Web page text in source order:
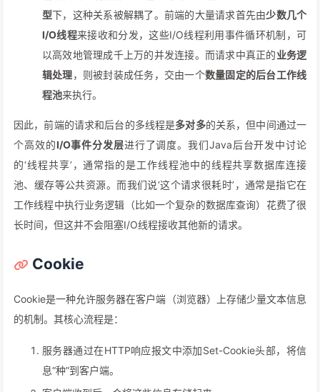
型下，这种关系被解耦了。前端的大量请求首先由少数几个
I/O线程来接收和分发，这些I/O线程利用事件循环机制，可
以高效地管理成千上万的并发连接。而请求中真正的业务逻
辑处理，则被封装成任务，交由一个数量固定的后台工作线
程池来执行。
因此，前端的请求和后台的多线程是多对多的关系，但中间通过一
个高效的I/O事件分发层进行了调度。我们Java后台开发中讨论
的‘线程共享’，通常指的是工作线程池中的线程共享数据库连接
池、缓存等公共资源。而我们说‘这个请求很耗时’，通常是指它在
工作线程中执行业务逻辑（比如一个复杂的数据库查询）花费了很
长时间，但这并不会阻塞I/O线程接收其他新的请求。
Cookie
Cookie是一种允许服务器在客户端（浏览器）上存储少量文本信息
的机制。其核心流程是：
服务器通过在HTTP响应报文中添加Set-Cookie头部，将信
息“种”到客户端。